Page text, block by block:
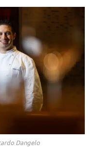
Dangelo